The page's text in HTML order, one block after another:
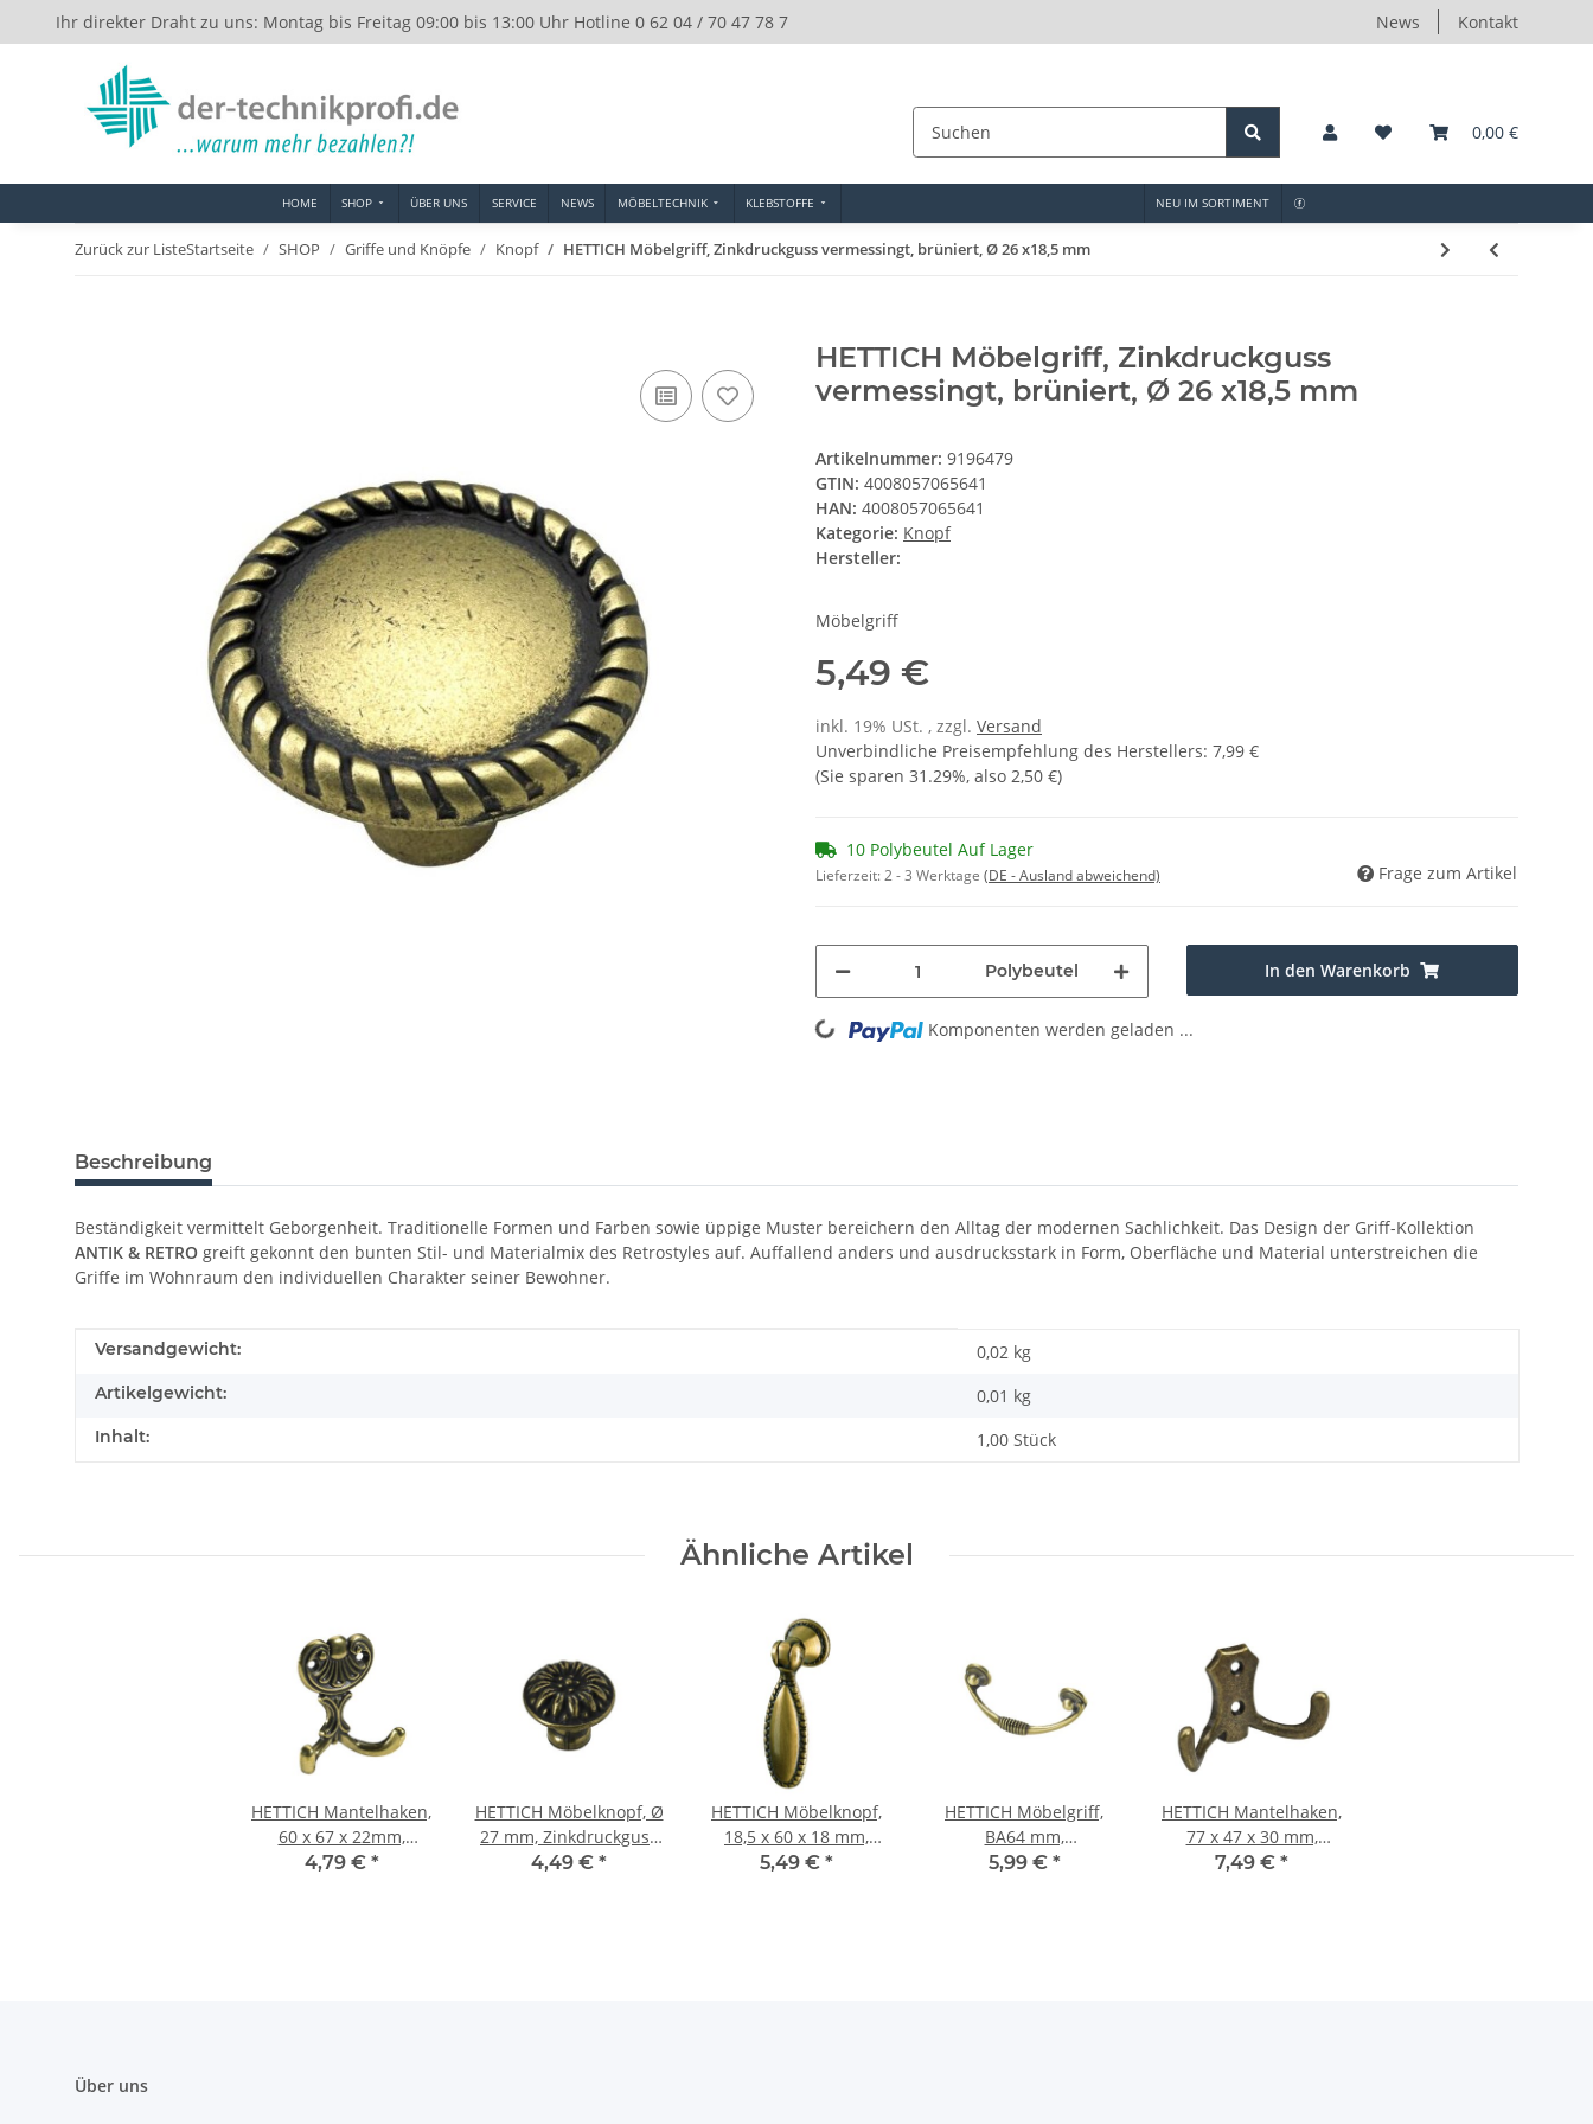
Ihr direkter Draht zu uns: Montag bis Freitag 09:00 bis 13:00 Uhr Hotline 0 62 04 / 70 47 78 7 News Kontakt
0,00 €
HOME SHOP ÜBER UNS SERVICE NEWS MÖBELTECHNIK KLEBSTOFFE NEU IM SORTIMENT
Zurück zur ListeStartseite SHOP Griffe und Knöpfe Knopf HETTICH Möbelgriff, Zinkdruckguss vermessingt, brüniert, Ø 26 x18,5 mm
HETTICH Möbelgriff, Zinkdruckguss
vermessingt, brüniert, Ø 26 x18,5 mm
Artikelnummer: 9196479
GTIN: 4008057065641
HAN: 4008057065641
Kategorie: Knopf
Hersteller:
Möbelgriff
5,49 €
inkl. 19% USt. , zzgl. Versand
Unverbindliche Preisempfehlung des Herstellers: 7,99 €
(Sie sparen 31.29%, also 2,50 €)
10 Polybeutel Auf Lager
Lieferzeit:2 - 3 Werktage (DE - Ausland abweichend) Frage zum Artikel
Polybeutel In den Warenkorb
Loading... Komponenten werden geladen ...
Beschreibung
Beständigkeit vermittelt Geborgenheit. Traditionelle Formen und Farben sowie üppige Muster bereichern den Alltag der modernen Sachlichkeit. Das Design der Griff-Kollektion
ANTIK & RETRO greift gekonnt den bunten Stil- und Materialmix des Retrostyles auf. Auffallend anders und ausdrucksstark in Form, Oberfläche und Material unterstreichen die
Griffe im Wohnraum den individuellen Charakter seiner Bewohner.
Produkteigenschaft
Wert
Versandgewicht: 0,02 kg
Artikelgewicht: 0,01 kg
Inhalt: 1,00 Stück
Ähnliche Artikel
HETTICH Mantelhaken,
60 x 67 x 22mm,
vermessingt
4,79 € *
HETTICH Möbelknopf, Ø
27 mm, Zinkdruckguss
vermessingt brüniert
4,49 € *
HETTICH Möbelknopf,
18,5 x 60 x 18 mm,
Zinkdruckguss
5,49 € *
HETTICH Möbelgriff,
BA64 mm,
Zinkdruckguss,
5,99 € *
HETTICH Mantelhaken,
77 x 47 x 30 mm,
Zinkdruckguss
7,49 € *
Über uns